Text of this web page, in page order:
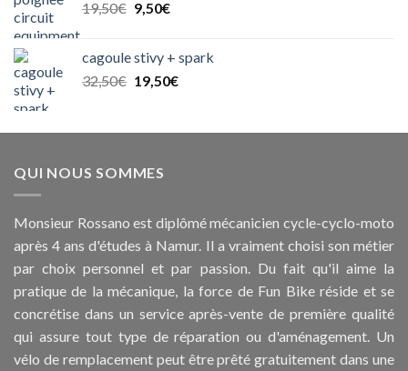
35,00€.
19,50€ Le
était :
19,50€.
9,50€Le
est :
9,50€.
cagoule stivy + spark
32,50€ Le
était :
19,50€Le
est :
QUI NOUS SOMMES
Monsieur Rossano est diplômé mécanicien cycle-cyclo-moto
après 4 ans d'études à Namur. Il a vraiment choisi son métier
par choix personnel et par passion. Du fait qu'il aime la
pratique de la mécanique, la force de Fun Bike réside et se
concrétise dans un service après-vente de première qualité
qui assure tout type de réparation ou d'aménagement. Un
vélo de remplacement peut être prêté gratuitement dans une